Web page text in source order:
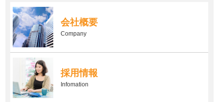
会社概要
Company
採用情報
Infomation